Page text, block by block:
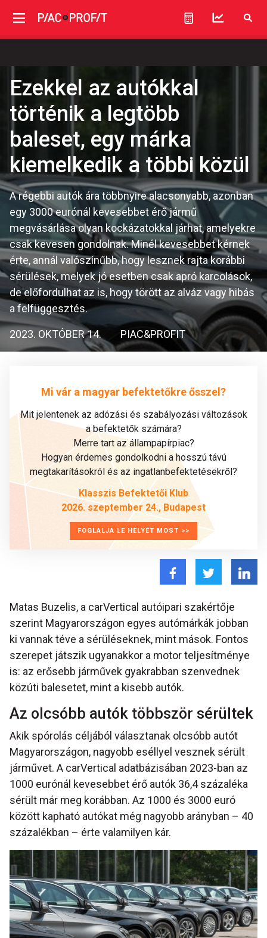
Ezekkel az autókkal
történik a legtöbb
baleset, egy márka
kiemelkedik a többi közül
A régebbi autók ára többnyire alacsonyabb, azonban
egy 3000 eurónál kevesebbet érő jármű
megvásárlása olyan kockázatokkal járhat, amelyekre
csak kevesen gondolnak. Minél kevesebbet kérnek
érte, annál valószínűbb, hogy lesznek rajta korábbi
sérülések, melyek jó esetben csak apró karcolások,
de előfordulhat az is, hogy törött az alváz vagy hibás
a felfüggesztés.
2023. OKTÓBER 14. PIAC&PROFIT
Mi vár a magyar befektetőkre ősszel?
Mit jelentenek az adózási és szabályozási változások
a befektetők számára?
Merre tart az állampapírpiac?
Hogyan érdemes gondolkodni a hosszú távú
megtakarításokról és az ingatlanbefektetésekről?
Klasszis Befektetői Klub
2026. szeptember 24., Budapest
FOGLALJA LE HELYÉT MOST >>
Matas Buzelis, a carVertical autóipari szakértője
szerint Magyarországon egyes autómárkák jobban
ki vannak téve a sérüléseknek, mint mások. Fontos
szerepet játszik ugyanakkor a motor teljesítménye
is: az erősebb járművek gyakrabban szenvednek
közúti balesetet, mint a kisebb autók.
Az olcsóbb autók többször sérültek
Akik spórolás céljából választanak olcsóbb autót
Magyarországon, nagyobb eséllyel vesznek sérült
járművet. A carVertical adatbázisában 2023-ban az
1000 eurónál kevesebbet érő autók 36,4 százaléka
sérült már meg korábban. Az 1000 és 3000 euró
között kapható autókat még nagyobb arányban – 40
százalékban – érte valamilyen kár.